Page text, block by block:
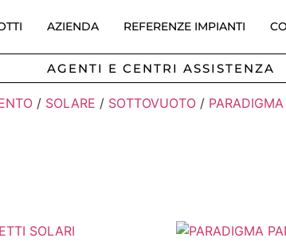
AZIENDA REFERENZE IMPIANTI
AGENTI E CENTRI ASSISTENZA
/ SOLARE / SOTTOVUOTO / PARADIGMA